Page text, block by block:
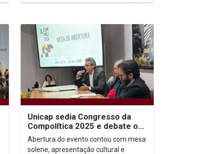
Unicap sedia Congresso da
Compolítica 2025 e debate os
desafios da ciência em tempos
de...
Abertura do evento contou com mesa
solene, apresentação cultural e